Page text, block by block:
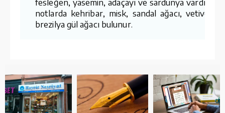
notlarda kehribar, misk, sandal ağacı, vetiver
brezilya gül ağacı bulunur.